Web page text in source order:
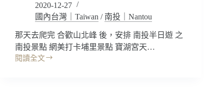
2020-12-27
國內台灣｜Taiwan / 南投｜Nantou
那天去爬完 合歡山北峰 後，安排 南投半日遊 之
南投景點 網美打卡埔里景點 寶湖宮天…
閱讀全文
南